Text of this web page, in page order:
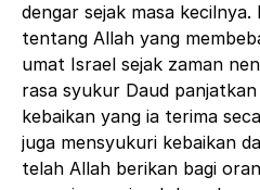
dengar sejak masa kecilnya.
tentang Allah yang
umat Israel sejak zaman
rasa syukur Daud
kebaikan yang ia terima
juga mensyukuri kebaikan
telah Allah berikan bagi